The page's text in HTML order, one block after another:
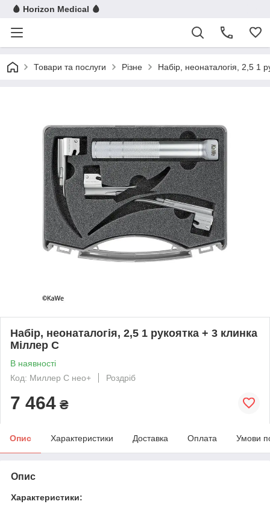
🩸 Horizon Medical 🩸
Товари та послуги Різне Набір, неонаталогія, 2,5 1
Набір, неонаталогія, 2,5 1 рукоятка + 3 клинка
Mіллер С
В наявності
Код: Mиллер С нео+
Роздріб
7 464 ₴
Опис Характеристики Доставка Оплата Умови
Опис
Характеристики: